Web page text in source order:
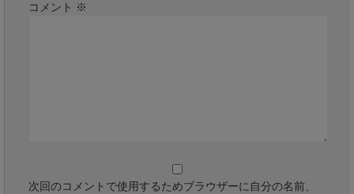
コメント ※
次回のコメントで使用するためブラウザーに自分の名前、